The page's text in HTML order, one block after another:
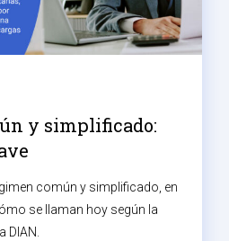
y simplificado:
común y simplificado, en
se llaman hoy según la
DIAN.